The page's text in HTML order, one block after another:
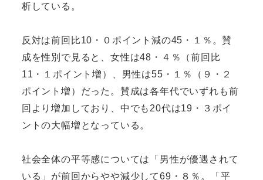
析している。
反対は前回比10・０ポイント減の45・１％。賛
成を性別で見ると、女性は48・４％（前回比
11・１ポイント増）、男性は55・１％（９・２
ポイント増）だった。賛成は各年代でいずれも前
回より増加しており、中でも20代は19・３ポイ
ントの大幅増となっている。
社会全体の平等感については「男性が優遇されて
いる」が前回からやや減少して69・８％。「平